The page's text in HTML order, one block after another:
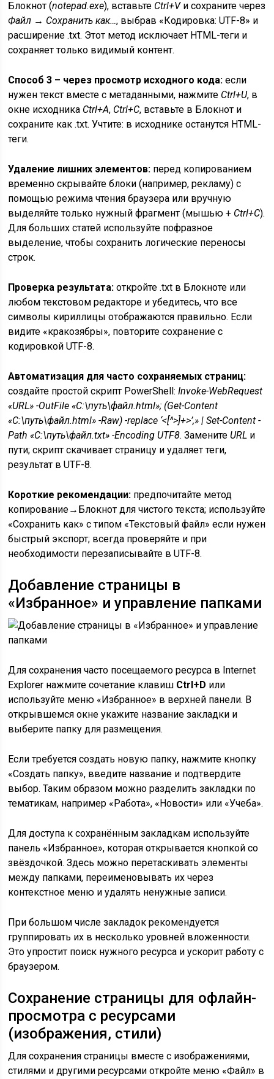
Блокнот (notepad.exe), вставьте Ctrl+Vи сохраните через
Файл → Сохранить как…, выбрав «Кодировка: UTF-8» и
расширение .txt. Этот метод исключает HTML-теги и
сохраняет только видимый контент.
Способ 3 – через просмотр исходного кода: если
нужен текст вместе с метаданными, нажмите Ctrl+U, в
окне исходника Ctrl+A, Ctrl+C, вставьте в Блокнот и
сохраните как .txt. Учтите: в исходнике останутся HTML-
теги.
Удаление лишних элементов: перед копированием
временно скрывайте блоки (например, рекламу) с
помощью режима чтения браузера или вручную
выделяйте только нужный фрагмент (мышью + Ctrl+C).
Для больших статей используйте пофразное
выделение, чтобы сохранить логические переносы
строк.
Проверка результата: откройте .txt в Блокноте или
любом текстовом редакторе и убедитесь, что все
символы кириллицы отображаются правильно. Если
видите «кракозябры», повторите сохранение с
кодировкой UTF-8.
Автоматизация для часто сохраняемых страниц:
создайте простой скрипт PowerShell:Invoke-WebRequest
«URL» -OutFile «C:\путь\файл.html»; (Get-Content
«C:\путь\файл.html» -Raw) -replace ‘<[^>]+>’,» | Set-Content -
Path «C:\путь\файл.txt» -Encoding UTF8. Замените URL и
пути; скрипт скачивает страницу и удаляет теги,
результат в UTF-8.
Короткие рекомендации: предпочитайте метод
копирование→Блокнот для чистого текста; используйте
«Сохранить как» с типом «Текстовый файл» если нужен
быстрый экспорт; всегда проверяйте и при
необходимости перезаписывайте в UTF-8.
Добавление страницы в
«Избранное» и управление папками
Для сохранения часто посещаемого ресурса в Internet
Explorer нажмите сочетание клавиш Ctrl+D или
используйте меню «Избранное» в верхней панели. В
открывшемся окне укажите название закладки и
выберите папку для размещения.
Если требуется создать новую папку, нажмите кнопку
«Создать папку», введите название и подтвердите
выбор. Таким образом можно разделить закладки по
тематикам, например «Работа», «Новости» или «Учеба».
Для доступа к сохранённым закладкам используйте
панель «Избранное», которая открывается кнопкой со
звёздочкой. Здесь можно перетаскивать элементы
между папками, переименовывать их через
контекстное меню и удалять ненужные записи.
При большом числе закладок рекомендуется
группировать их в несколько уровней вложенности.
Это упростит поиск нужного ресурса и ускорит работу с
браузером.
Сохранение страницы для офлайн-
просмотра с ресурсами
(изображения, стили)
Для сохранения страницы вместе с изображениями,
стилями и другими ресурсами откройте меню «Файл» в